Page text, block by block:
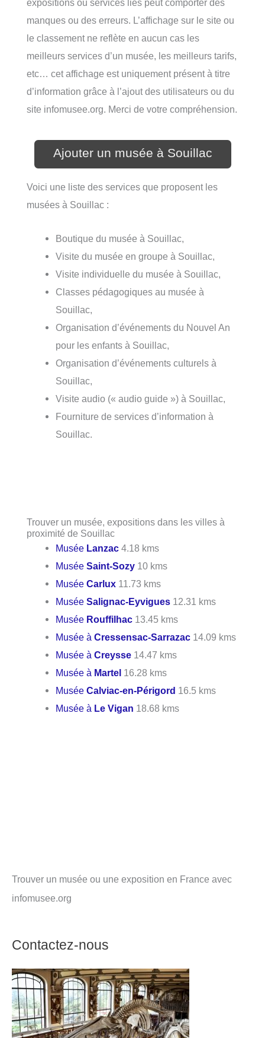
expositions ou services liés peut comporter des
manques ou des erreurs. L’affichage sur le site ou
le classement ne reflète en aucun cas les
meilleurs services d’un musée, les meilleurs tarifs,
etc… cet affichage est uniquement présent à titre
d’information grâce à l’ajout des utilisateurs ou du
site infomusee.org. Merci de votre compréhension.
Ajouter un musée à Souillac
Voici une liste des services que proposent les
musées à Souillac :
Boutique du musée à Souillac,
Visite du musée en groupe à Souillac,
Visite individuelle du musée à Souillac,
Classes pédagogiques au musée à
Souillac,
Organisation d’événements du Nouvel An
pour les enfants à Souillac,
Organisation d’événements culturels à
Souillac,
Visite audio (« audio guide ») à Souillac,
Fourniture de services d’information à
Souillac.
Trouver un musée, expositions dans les villes à
proximité de Souillac
Musée Lanzac 4.18 kms
MuséeSaint-Sozy 10 kms
MuséeCarlux 11.73 kms
MuséeSalignac-Eyvigues 12.31 kms
Musée Rouffilhac 13.45 kms
Musée àCressensac-Sarrazac 14.09 kms
Musée àCreysse 14.47 kms
Musée à Martel 16.28 kms
MuséeCalviac-en-Périgord 16.5 kms
Musée à Le Vigan 18.68 kms
Trouver un musée ou une exposition en France avec
infomusee.org
Contactez-nous